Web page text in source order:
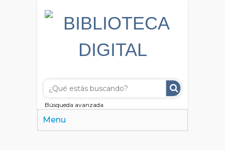
Búsqueda avanzada
Menu